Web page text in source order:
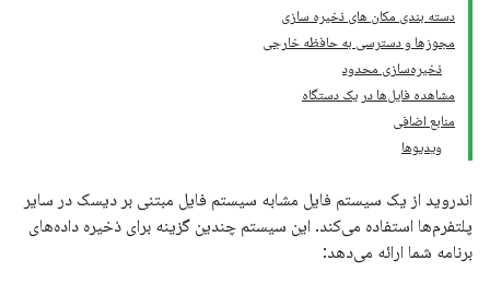
دسته بندی مکان های ذخیره سازی
مجوزها و دسترسی به حافظه خارجی
ذخیره‌سازی محدود
مشاهده فایل‌ها در یک دستگاه
منابع اضافی
ویدیوها
اندروید از یک سیستم فایل مشابه سیستم فایل مبتنی بر دیسک در سایر
پلتفرم‌ها استفاده می‌کند. این سیستم چندین گزینه برای ذخیره داده‌های
برنامه شما ارائه می‌دهد: